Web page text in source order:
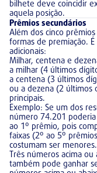
bilhete deve coincidir
aquela posição.
Prêmios secundários
Além dos cinco
formas de premiação.
adicionais:
Milhar, centena e
a milhar (4 últimos
a centena (3 últimos
ou a dezena (2 últimos
principais.
Exemplo: Se um dos
número 74.201
ao 1º prêmio, pois
faixas (2º ao 5º
costumam ser menores.
Três números acima
também pode ganhar